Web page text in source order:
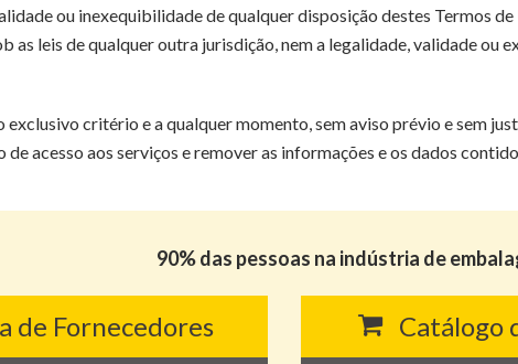
ou inexequibilidade de qualquer disposição destes Termos
as leis de qualquer outra jurisdição, nem a legalidade, validade ou
exclusivo critério e a qualquer momento, sem aviso prévio e sem
acesso aos serviços e remover as informações e os dados
90% das pessoas na indústria de
de Fornecedores Catálogo